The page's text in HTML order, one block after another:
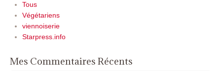
Tous
Végétariens
viennoiserie
Starpress.info
Mes Commentaires Récents